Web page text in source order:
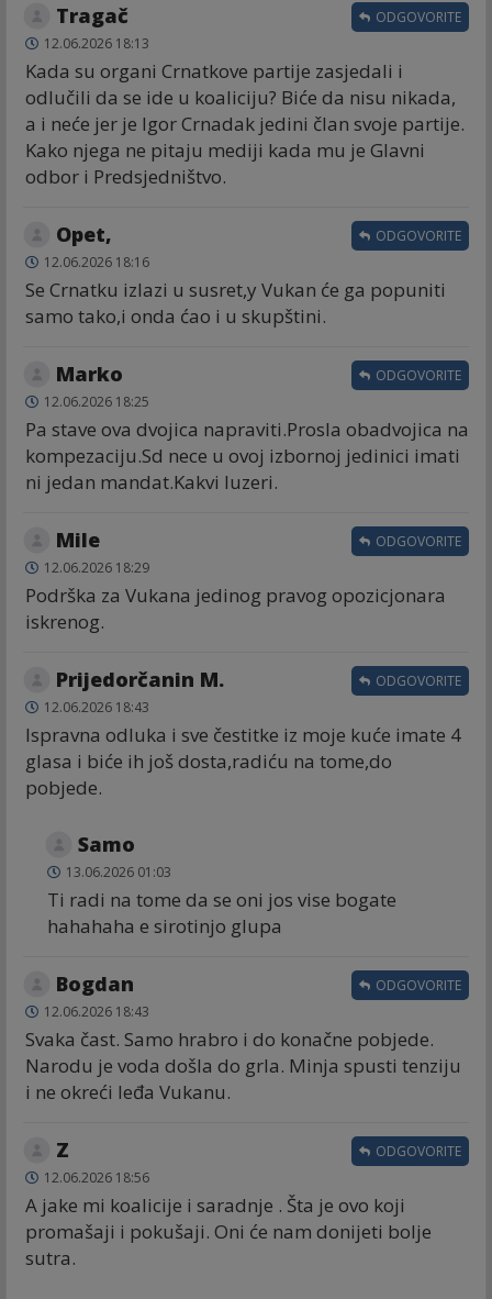
Tragač
12.06.2026 18:13
Kada su organi Crnatkove partije zasjedali i
odlučili da se ide u koaliciju? Biće da nisu nikada,
a i neće jer je Igor Crnadak jedini član svoje partije.
Kako njega ne pitaju mediji kada mu je Glavni
odbor i Predsjedništvo.
ODGOVORITE
Opet,
12.06.2026 18:16
Se Crnatku izlazi u susret,y Vukan će ga popuniti
samo tako,i onda ćao i u skupštini.
ODGOVORITE
Marko
12.06.2026 18:25
Pa stave ova dvojica napraviti.Prosla obadvojica na
kompezaciju.Sd nece u ovoj izbornoj jedinici imati
ni jedan mandat.Kakvi luzeri.
ODGOVORITE
Mile
12.06.2026 18:29
Podrška za Vukana jedinog pravog opozicjonara
iskrenog.
ODGOVORITE
Prijedorčanin M.
12.06.2026 18:43
Ispravna odluka i sve čestitke iz moje kuće imate 4
glasa i biće ih još dosta,radiću na tome,do
pobjede.
ODGOVORITE
Samo
13.06.2026 01:03
Ti radi na tome da se oni jos vise bogate
hahahaha e sirotinjo glupa
Bogdan
12.06.2026 18:43
Svaka čast. Samo hrabro i do konačne pobjede.
Narodu je voda došla do grla. Minja spusti tenziju
i ne okreći leđa Vukanu.
ODGOVORITE
Z
12.06.2026 18:56
A jake mi koalicije i saradnje . Šta je ovo koji
promašaji i pokušaji. Oni će nam donijeti bolje
sutra.
ODGOVORITE